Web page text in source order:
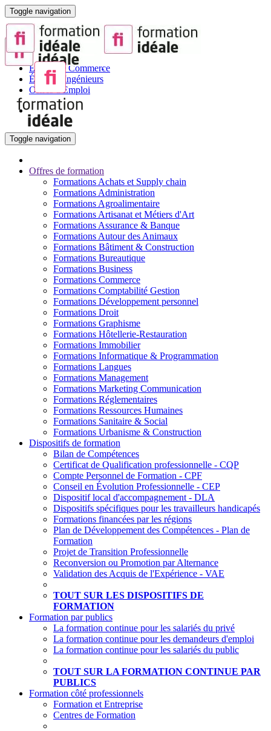
Toggle navigation
Sites partenaires :
BTS
Écoles de Commerce
Écoles d'Ingénieurs
Offres d'Emploi
Toggle navigation
Offres de formation
Formations Achats et Supply chain
Formations Administration
Formations Agroalimentaire
Formations Artisanat et Métiers d'Art
Formations Assurance & Banque
Formations Autour des Animaux
Formations Bâtiment & Construction
Formations Bureautique
Formations Business
Formations Commerce
Formations Comptabilité Gestion
Formations Développement personnel
Formations Droit
Formations Graphisme
Formations Hôtellerie-Restauration
Formations Immobilier
Formations Informatique & Programmation
Formations Langues
Formations Management
Formations Marketing Communication
Formations Réglementaires
Formations Ressources Humaines
Formations Sanitaire & Social
Formations Urbanisme & Construction
Dispositifs de formation
Bilan de Compétences
Certificat de Qualification professionnelle - CQP
Compte Personnel de Formation - CPF
Conseil en Évolution Professionnelle - CEP
Dispositif local d'accompagnement - DLA
Dispositifs spécifiques pour les travailleurs handicapés
Formations financées par les régions
Plan de Développement des Compétences - Plan de
Formation
Projet de Transition Professionnelle
Reconversion ou Promotion par Alternance
Validation des Acquis de l'Expérience - VAE
TOUT SUR LES DISPOSITIFS DE
FORMATION
Formation par publics
La formation continue pour les salariés du privé
La formation continue pour les demandeurs d'emploi
La formation continue pour les salariés du public
TOUT SUR LA FORMATION CONTINUE PAR
PUBLICS
Formation côté professionnels
Formation et Entreprise
Centres de Formation